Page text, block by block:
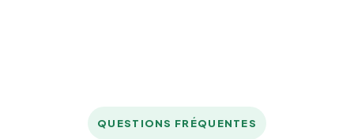
QUESTIONS FRÉQUENTES